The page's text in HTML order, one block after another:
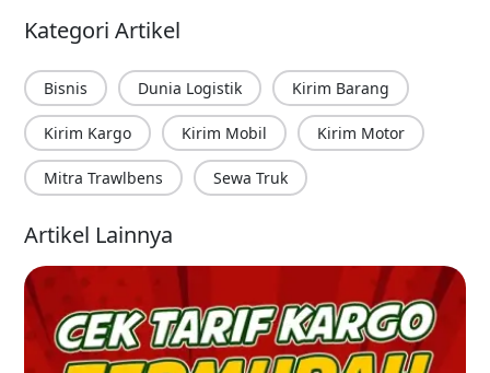
Kategori Artikel
Bisnis Dunia Logistik Kirim Barang
Kirim Kargo Kirim Mobil Kirim Motor
Mitra Trawlbens Sewa Truk
Artikel Lainnya